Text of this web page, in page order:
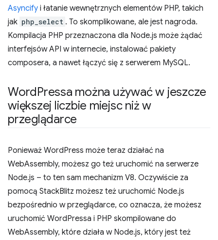
Asyncify i łatanie wewnętrznych elementów PHP, takich
jak php_select . To skomplikowane, ale jest nagroda.
Kompilacja PHP przeznaczona dla Node.js może żądać
interfejsów API w internecie, instalować pakiety
composera, a nawet łączyć się z serwerem MySQL.
WordPressa można używać w jeszcze
większej liczbie miejsc niż w
przeglądarce
Ponieważ WordPress może teraz działać na
WebAssembly, możesz go też uruchomić na serwerze
Node.js – to ten sam mechanizm V8. Oczywiście za
pomocą StackBlitz możesz też uruchomić Node.js
bezpośrednio w przeglądarce, co oznacza, że możesz
uruchomić WordPressa i PHP skompilowane do
WebAssembly, które działa w Node.js, który jest też